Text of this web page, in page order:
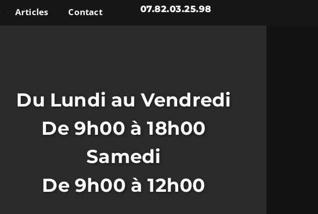
Articles Contact 07.82.03.25.98
Du Lundi au Vendredi
De 9h00 à 18h00
Samedi
De 9h00 à 12h00